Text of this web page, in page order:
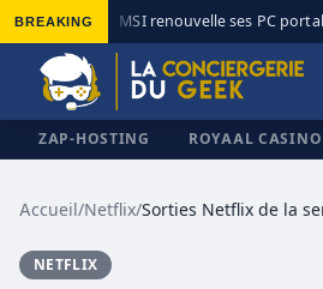
BREAKING MSI renouvelle ses PC
ZAP-HOSTING ROYAAL CASINO
Accueil/Netflix/Sorties Netflix de la
NETFLIX